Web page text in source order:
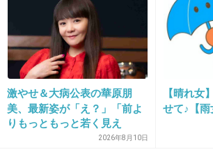
本当もう1つ作って欲しいわ
+42
37. 匿名2019/04/09(火) 21:01:51
風間くんの解説で
ずっとディズニーチャンネルみ
激やせ＆大病公表の華原朋
美、最新姿が「え？」「前よ
りもっともっと若く見え
2026年8月10日
【晴れ女
せて♪【雨